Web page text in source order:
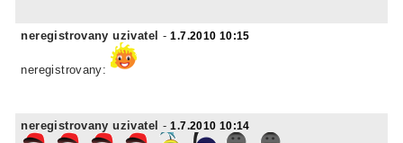
neregistrovany uzivatel -1.7.2010 10:15
neregistrovany:
neregistrovany uzivatel -1.7.2010 10:14